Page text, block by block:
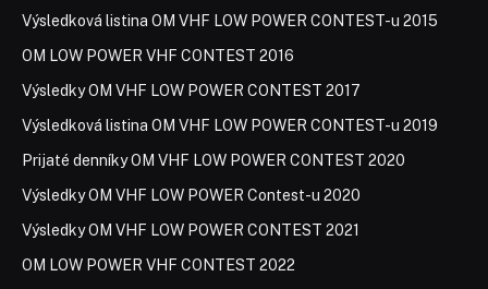
Výsledková listina OM VHF LOW POWER CONTEST-u 2015
OM LOW POWER VHF CONTEST 2016
Výsledky OM VHF LOW POWER CONTEST 2017
Výsledková listina OM VHF LOW POWER CONTEST-u 2019
Prijaté denníky OM VHF LOW POWER CONTEST 2020
Výsledky OM VHF LOW POWER Contest-u 2020
Výsledky OM VHF LOW POWER CONTEST 2021
OM LOW POWER VHF CONTEST 2022